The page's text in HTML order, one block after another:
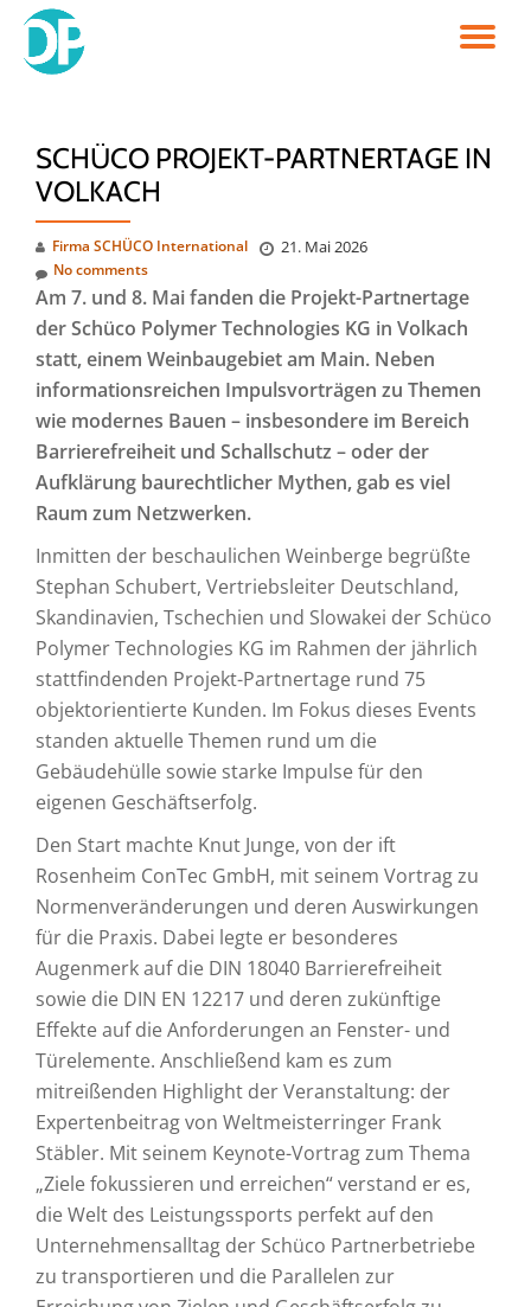
Skip
SCHÜCO PROJEKT-PARTNERTAGE IN
VOLKACH
Firma SCHÜCO International 21. Mai 2026
No comments
Am 7. und 8. Mai fanden die Projekt-Partnertage
der Schüco Polymer Technologies KG in Volkach
statt, einem Weinbaugebiet am Main. Neben
informationsreichen Impulsvorträgen zu Themen
wie modernes Bauen – insbesondere im Bereich
Barrierefreiheit und Schallschutz – oder der
Aufklärung baurechtlicher Mythen, gab es viel
Raum zum Netzwerken.
Inmitten der beschaulichen Weinberge begrüßte
Stephan Schubert, Vertriebsleiter Deutschland,
Skandinavien, Tschechien und Slowakei der Schüco
Polymer Technologies KG im Rahmen der jährlich
stattfindenden Projekt-Partnertage rund 75
objektorientierte Kunden. Im Fokus dieses Events
standen aktuelle Themen rund um die
Gebäudehülle sowie starke Impulse für den
eigenen Geschäftserfolg.
Den Start machte Knut Junge, von der ift
Rosenheim ConTec GmbH, mit seinem Vortrag zu
Normenveränderungen und deren Auswirkungen
für die Praxis. Dabei legte er besonderes
Augenmerk auf die DIN 18040 Barrierefreiheit
sowie die DIN EN 12217 und deren zukünftige
Effekte auf die Anforderungen an Fenster- und
Türelemente. Anschließend kam es zum
mitreißenden Highlight der Veranstaltung: der
Expertenbeitrag von Weltmeisterringer Frank
Stäbler. Mit seinem Keynote-Vortrag zum Thema
„Ziele fokussieren und erreichen“ verstand er es,
die Welt des Leistungssports perfekt auf den
Unternehmensalltag der Schüco Partnerbetriebe
zu transportieren und die Parallelen zur